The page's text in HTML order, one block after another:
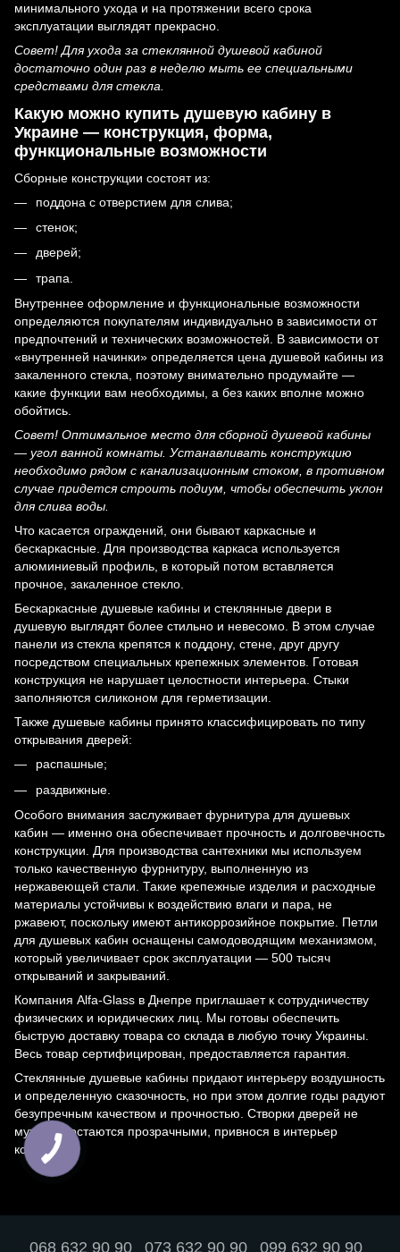
минимального ухода и на протяжении всего срока
эксплуатации выглядят прекрасно.
Совет! Для ухода за стеклянной душевой кабиной
достаточно один раз в неделю мыть ее специальными
средствами для стекла.
Какую можно купить душевую кабину в
Украине — конструкция, форма,
функциональные возможности
Сборные конструкции состоят из:
поддона с отверстием для слива;
стенок;
дверей;
трапа.
Внутреннее оформление и функциональные возможности
определяются покупателям индивидуально в зависимости от
предпочтений и технических возможностей. В зависимости от
«внутренней начинки» определяется цена душевой кабины из
закаленного стекла, поэтому внимательно продумайте —
какие функции вам необходимы, а без каких вполне можно
обойтись.
Совет! Оптимальное место для сборной душевой кабины
— угол ванной комнаты. Устанавливать конструкцию
необходимо рядом с канализационным стоком, в противном
случае придется строить подиум, чтобы обеспечить уклон
для слива воды.
Что касается ограждений, они бывают каркасные и
бескаркасные. Для производства каркаса используется
алюминиевый профиль, в который потом вставляется
прочное, закаленное стекло.
Бескаркасные душевые кабины и стеклянные двери в
душевую выглядят более стильно и невесомо. В этом случае
панели из стекла крепятся к поддону, стене, друг другу
посредством специальных крепежных элементов. Готовая
конструкция не нарушает целостности интерьера. Стыки
заполняются силиконом для герметизации.
Также душевые кабины принято классифицировать по типу
открывания дверей:
распашные;
раздвижные.
Особого внимания заслуживает фурнитура для душевых
кабин — именно она обеспечивает прочность и долговечность
конструкции. Для производства сантехники мы используем
только качественную фурнитуру, выполненную из
нержавеющей стали. Такие крепежные изделия и расходные
материалы устойчивы к воздействию влаги и пара, не
ржавеют, поскольку имеют антикоррозийное покрытие. Петли
для душевых кабин оснащены самодоводящим механизмом,
который увеличивает срок эксплуатации — 500 тысяч
открываний и закрываний.
Компания Alfa-Glass в Днепре приглашает к сотрудничеству
физических и юридических лиц. Мы готовы обеспечить
быструю доставку товара со склада в любую точку Украины.
Весь товар сертифицирован, предоставляется гарантия.
Стеклянные душевые кабины придают интерьеру воздушность
и определенную сказочность, но при этом долгие годы радуют
безупречным качеством и прочностью. Створки дверей не
мутнеют, остаются прозрачными, привнося в интерьер
комфорт.
068 632 90 90 073 632 90 90 099 632 90 90